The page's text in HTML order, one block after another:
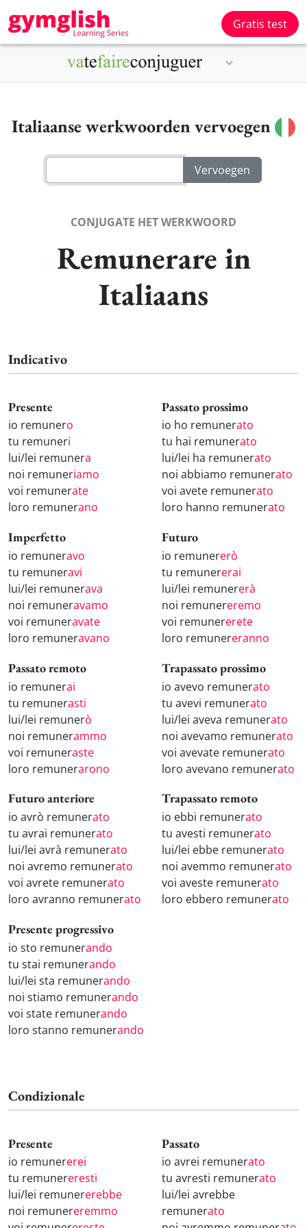
Gratis test
Italiaanse werkwoorden vervoegen
CONJUGATE HET WERKWOORD
Remunerare in
Italiaans
Indicativo
Presente
io remunero
tu remuneri
lui/lei remunera
noi remuneriamo
voi remunerate
loro remunerano
Passato prossimo
io ho remunerato
tu hai remunerato
lui/lei ha remunerato
noi abbiamo remunerato
voi avete remunerato
loro hanno remunerato
Imperfetto
io remuneravo
tu remuneravi
lui/lei remunerava
noi remuneravamo
voi remuneravate
loro remuneravano
Futuro
io remunererò
tu remunererai
lui/lei remunererà
noi remunereremo
voi remunererete
loro remunereranno
Passato remoto
io remunerai
tu remunerasti
lui/lei remunerò
noi remunerammo
voi remuneraste
loro remunerarono
Trapassato prossimo
io avevo remunerato
tu avevi remunerato
lui/lei aveva remunerato
noi avevamo remunerato
voi avevate remunerato
loro avevano remunerato
Futuro anteriore
io avrò remunerato
tu avrai remunerato
lui/lei avrà remunerato
noi avremo remunerato
voi avrete remunerato
loro avranno remunerato
Trapassato remoto
io ebbi remunerato
tu avesti remunerato
lui/lei ebbe remunerato
noi avemmo remunerato
voi aveste remunerato
loro ebbero remunerato
Presente progressivo
io sto remunerando
tu stai remunerando
lui/lei sta remunerando
noi stiamo remunerando
voi state remunerando
loro stanno remunerando
Condizionale
Presente
io remunererei
tu remunereresti
lui/lei remunererebbe
noi remunereremmo
Passato
io avrei remunerato
tu avresti remunerato
lui/lei avrebbe
remunerato